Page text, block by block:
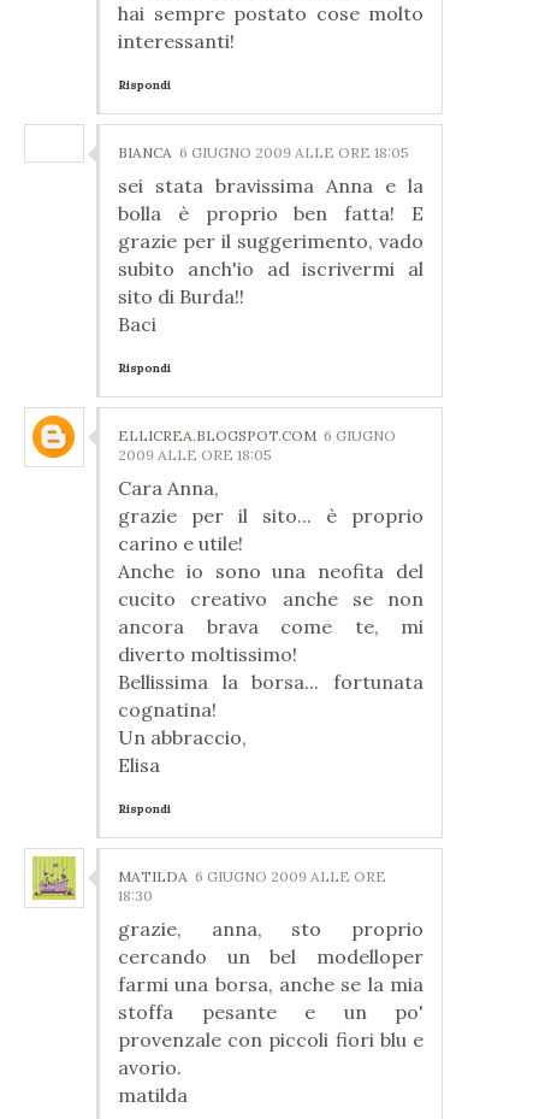
hai sempre postato cose molto
interessanti!
Rispondi
BIANCA 6 GIUGNO 2009 ALLE ORE 18:05
sei stata bravissima Anna e la
bolla è proprio ben fatta! E
grazie per il suggerimento, vado
subito anch'io ad iscrivermi al
sito di Burda!!
Baci
Rispondi
ELLICREA.BLOGSPOT.COM 6 GIUGNO
2009 ALLE ORE 18:05
Cara Anna,
grazie per il sito... è proprio
carino e utile!
Anche io sono una neofita del
cucito creativo anche se non
ancora brava come te, mi
diverto moltissimo!
Bellissima la borsa... fortunata
cognatina!
Un abbraccio,
Elisa
Rispondi
MATILDA 6 GIUGNO 2009 ALLE ORE
18:30
grazie, anna, sto proprio
cercando un bel modelloper
farmi una borsa, anche se la mia
stoffa pesante e un po'
provenzale con piccoli fiori blu e
avorio.
matilda